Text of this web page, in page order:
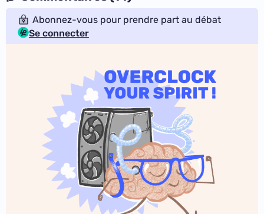
Abonnez-vous pour prendre part au débat
Se connecter